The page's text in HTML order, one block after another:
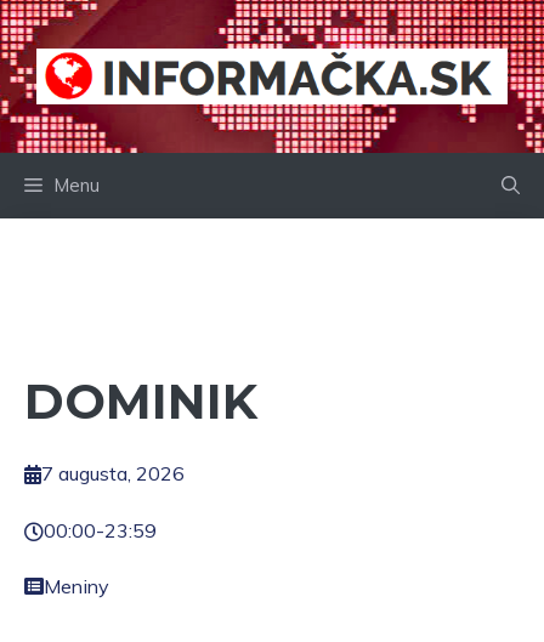
Preskočiť
na
obsah
Menu
DOMINIK
7 augusta, 2026
00:00-23:59
Meniny